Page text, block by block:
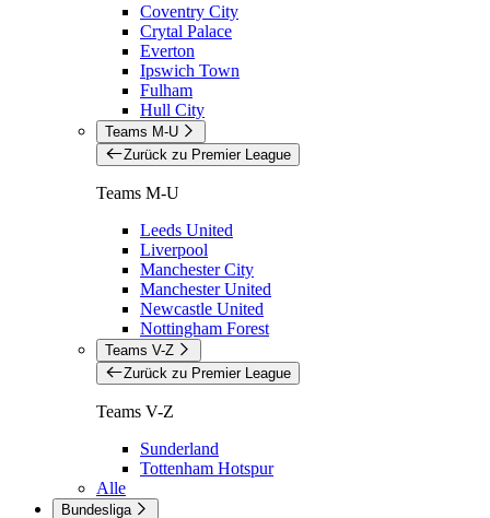
Coventry City
Crytal Palace
Everton
Ipswich Town
Fulham
Hull City
Teams M-U
Zurück zu Premier League
Teams M-U
Leeds United
Liverpool
Manchester City
Manchester United
Newcastle United
Nottingham Forest
Teams V-Z
Zurück zu Premier League
Teams V-Z
Sunderland
Tottenham Hotspur
Alle
Bundesliga